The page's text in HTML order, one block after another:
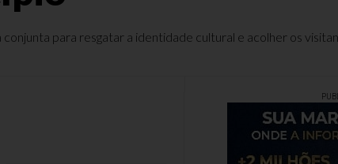
para resgatar a identidade cultural e acolher os